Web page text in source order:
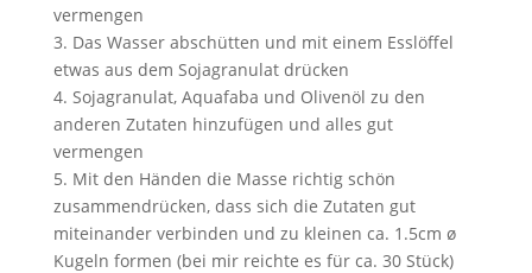
vermengen
3. Das Wasser abschütten und mit einem Esslöffel
etwas aus dem Sojagranulat drücken
4. Sojagranulat, Aquafaba und Olivenöl zu den
anderen Zutaten hinzufügen und alles gut
vermengen
5. Mit den Händen die Masse richtig schön
zusammendrücken, dass sich die Zutaten gut
miteinander verbinden und zu kleinen ca. 1.5cm ø
Kugeln formen (bei mir reichte es für ca. 30 Stück)